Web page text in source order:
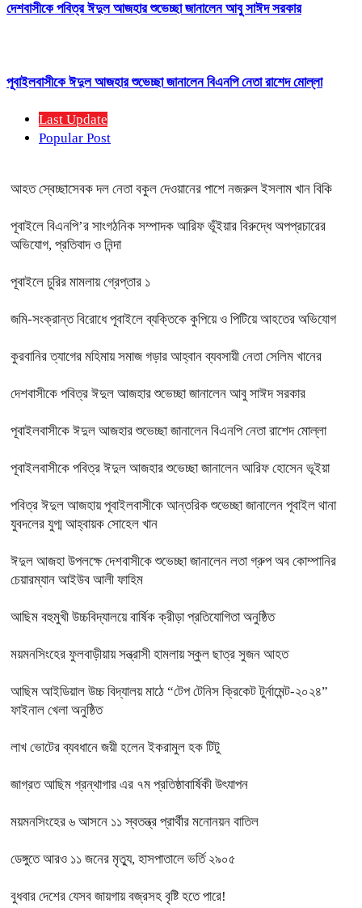
দেশবাসীকে পবিত্র ঈদুল আজহার শুভেচ্ছা জানালেন আবু সাঈদ সরকার
পূবাইলবাসীকে ঈদুল আজহার শুভেচ্ছা জানালেন বিএনপি নেতা রাশেদ মোল্লা
Last Update
Popular Post
আহত স্বেচ্ছাসেবক দল নেতা বকুল দেওয়ানের পাশে নজরুল ইসলাম খান বিকি
পূবাইলে বিএনপি’র সাংগঠনিক সম্পাদক আরিফ ভূঁইয়ার বিরুদ্ধে অপপ্রচারের
অভিযোগ, প্রতিবাদ ও নিন্দা
পূবাইলে চুরির মামলায় গ্রেপ্তার ১
জমি-সংক্রান্ত বিরোধে পূবাইলে ব্যক্তিকে কুপিয়ে ও পিটিয়ে আহতের অভিযোগ
কুরবানির ত্যাগের মহিমায় সমাজ গড়ার আহ্বান ব্যবসায়ী নেতা সেলিম খানের
দেশবাসীকে পবিত্র ঈদুল আজহার শুভেচ্ছা জানালেন আবু সাঈদ সরকার
পূবাইলবাসীকে ঈদুল আজহার শুভেচ্ছা জানালেন বিএনপি নেতা রাশেদ মোল্লা
পূবাইলবাসীকে পবিত্র ঈদুল আজহার শুভেচ্ছা জানালেন আরিফ হোসেন ভূইয়া
পবিত্র ঈদুল আজহায় পূবাইলবাসীকে আন্তরিক শুভেচ্ছা জানালেন পূবাইল থানা
যুবদলের যুগ্ম আহ্বায়ক সোহেল খান
ঈদুল আজহা উপলক্ষে দেশবাসীকে শুভেচ্ছা জানালেন লতা গ্রুপ অব কোম্পানির
চেয়ারম্যান আইউব আলী ফাহিম
আছিম বহুমুখী উচ্চবিদ্যালয়ে বার্ষিক ক্রীড়া প্রতিযোগিতা অনুষ্ঠিত
ময়মনসিংহের ফুলবাড়ীয়ায় সন্ত্রাসী হামলায় স্কুল ছাত্র সুজন আহত
আছিম আইডিয়াল উচ্চ বিদ্যালয় মাঠে “টেপ টেনিস ক্রিকেট টুর্নামেন্ট-২০২৪”
ফাইনাল খেলা অনুষ্ঠিত
লাখ ভোটের ব্যবধানে জয়ী হলেন ইকরামুল হক টিটু
জাগ্রত আছিম গ্রন্থাগার এর ৭ম প্রতিষ্ঠাবার্ষিকী উৎযাপন
ময়মনসিংহের ৬ আসনে ১১ স্বতন্ত্র প্রার্থীর মনোনয়ন বাতিল
ডেঙ্গুতে আরও ১১ জনের মৃত্যু, হাসপাতালে ভর্তি ২৯০৫
বুধবার দেশের যেসব জায়গায় বজ্রসহ বৃষ্টি হতে পারে!